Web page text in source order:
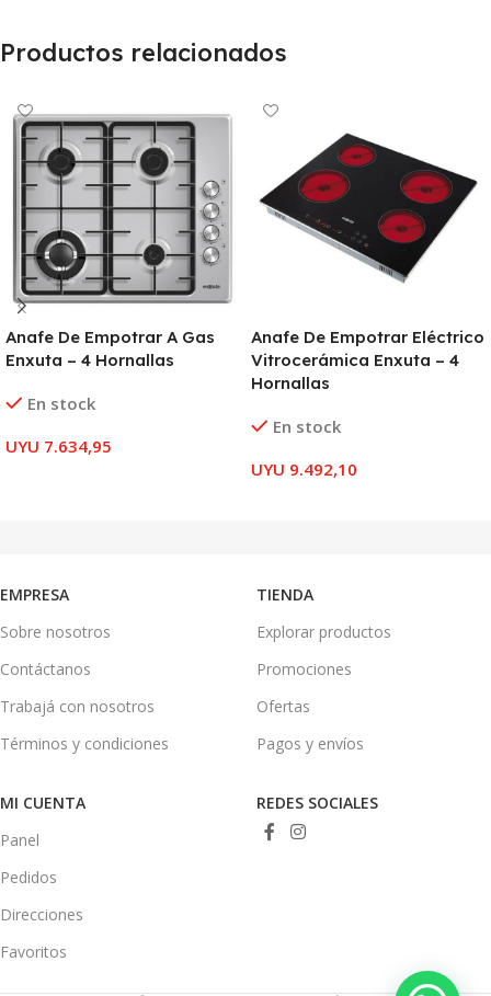
Productos relacionados
Anafe De Empotrar A Gas
Enxuta – 4 Hornallas
En stock
UYU 7.634,95
Anafe De Empotrar Eléctrico
Vitrocerámica Enxuta – 4
Hornallas
En stock
UYU 9.492,10
EMPRESA
Sobre nosotros
Contáctanos
Trabajá con nosotros
Términos y condiciones
TIENDA
Explorar productos
Promociones
Ofertas
Pagos y envíos
MI CUENTA
Panel
Pedidos
Direcciones
Favoritos
REDES SOCIALES